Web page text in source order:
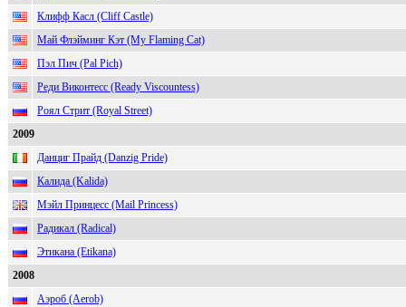
Клифф Касл (Cliff Castle)
Май Флэйминг Кэт (My Flaming Cat)
Пэл Пич (Pal Pich)
Реди Виконтесс (Ready Viscountess)
Роял Стрит (Royal Street)
2009
Данциг Прайд (Danzig Pride)
Калида (Kalida)
Мэйл Принцесс (Mail Princess)
Радикал (Radical)
Этикана (Etikana)
2008
Аэроб (Aerob)